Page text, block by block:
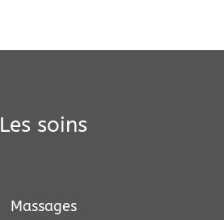
Les soins
Massages